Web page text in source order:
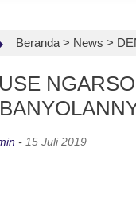
Beranda > News >
- 15 Juli 2019